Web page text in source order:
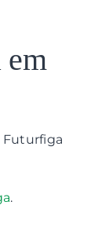
em
Futurfiga
.